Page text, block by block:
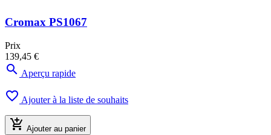
Cromax PS1067
Prix
139,45 €
 Aperçu rapide
 Ajouter à la liste de souhaits
 Ajouter au panier